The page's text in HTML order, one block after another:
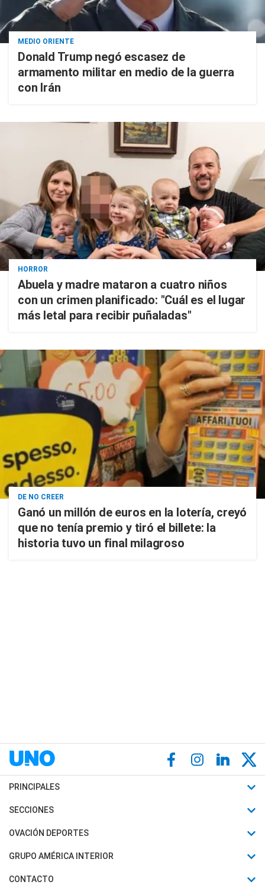
MEDIO ORIENTE
Donald Trump negó escasez de
armamento militar en medio de la guerra
con Irán
HORROR
Abuela y madre mataron a cuatro niños
con un crimen planificado: "Cuál es el lugar
más letal para recibir puñaladas"
DE NO CREER
Ganó un millón de euros en la lotería, creyó
que no tenía premio y tiró el billete: la
historia tuvo un final milagroso
PRINCIPALES
Últimas Noticias
Política
Judiciales
SECCIONES
Horóscopo
Motores
OVACIÓN DEPORTES
Fútbol
Mundial
GRUPO AMÉRICA INTERIOR
Canal 7 en Vivo
CONTACTO